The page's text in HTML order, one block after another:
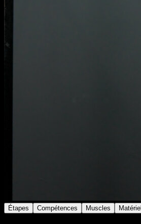
Étapes Compétences Muscles Matériel